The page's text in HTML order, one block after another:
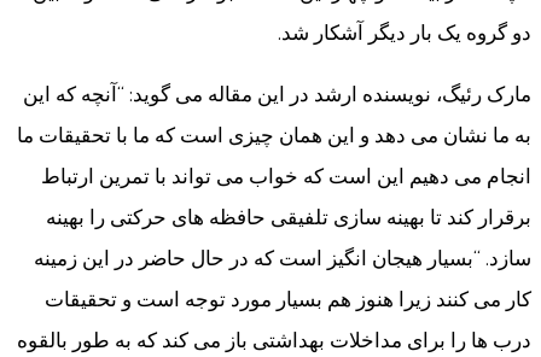
دو گروه یک بار دیگر آشکار شد.
مارک رئیگ، نویسنده ارشد در این مقاله می گوید: “آنچه که این
به ما نشان می دهد و این همان چیزی است که ما با تحقیقات ما
انجام می دهیم این است که خواب می تواند با تمرین ارتباط
برقرار کند تا بهینه سازی تلفیقی حافظه های حرکتی را بهینه
سازد. “بسیار هیجان انگیز است که در حال حاضر در این زمینه
کار می کنند زیرا هنوز هم بسیار مورد توجه است و تحقیقات
درب ها را برای مداخلات بهداشتی باز می کند که به طور بالقوه